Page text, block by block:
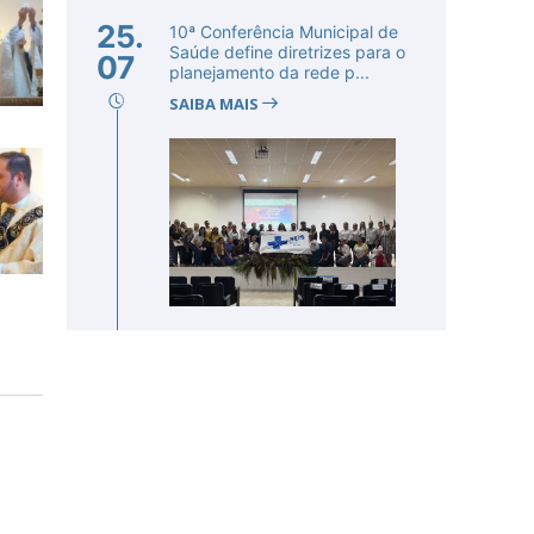
25.
07
10ª Conferência Municipal de
Saúde define diretrizes para o
planejamento da rede p...
SAIBA MAIS